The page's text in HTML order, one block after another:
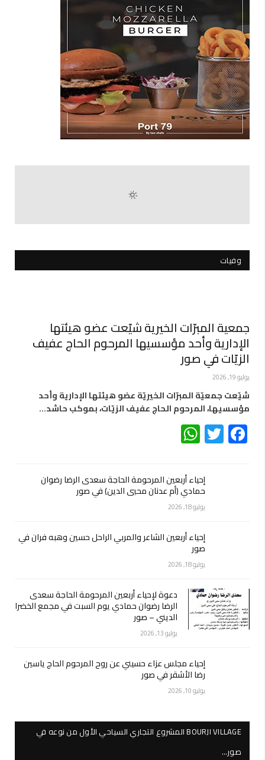
وفيات
جمعية المبرّات الخيرية شيّعت عضو هيئتها
الإدارية وأحد مؤسسيها المرحوم الحاج عفيف
الزيّات في صور
يوليو 19, 2026
شيّعت جمعيّة المبرّات الخيريّة عضو هيئتها الإدارية وأحد
مؤسسيها، المرحوم الحاج عفيف الزيّات، بموكب حاشد…
Facebook
Twitter
إحياء أربعين المرحومة الحاجة سعدى الرضا رضوان
حمادي (أم عدنان محيي الدين) في صور
يوليو 18, 2026
إحياء أربعين الشاعر والمربي الراحل حسين وهبه فران في
صور
يوليو 18, 2026
دعوة لإحياء أربعين المرحومة الحاجة سعدى
الرضا رضوان حمادي يوم السبت في مجمع الخضرا
الديني – صور
يوليو 13, 2026
إحياء مجلس عزاء حسيني عن روح المرحوم الحاج ياسين
رضا الأشقر في صور
يوليو 10, 2026
BOURJI VILLAGE المشروع التجاري السياحي الأول من نوعه في
صور…